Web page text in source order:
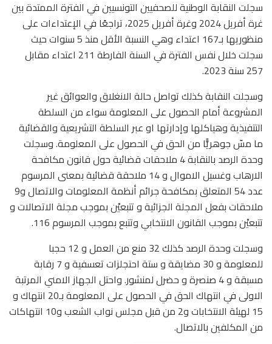
سجلت النقابة الوطنية للصحفيين التونسيين في الفترة الممتدة بين
غرة أفريل 2024 وغرة أفريل 2025، تراجعًا في الإعتداءات على
منظوريها بـ167 اعتداء وهي النسبة الأقل منذ 5 سنوات حيث
سجلت خلال نفس الفترة في السنة الفارطة 211 اعتداء مقابل
257 سنة 2023.
وسجلت النقابة كذلك تواصل حالة الانغلاق والعوائق غير
المشروعة أمام الحصول على المعلومة سواء من السلطة
التتفيذية وهياكلها وإدارتها او عبر السلطة التشريعية والقضائية
ما مسّ جوهريًّا من الحق في الحصول على المعلومة. وسجلت
وحدة الرصد بالنقابة 4 ملاحقات قضائية حول قانون مكافحة
الارهاب وغسيل الاموال و 14 ملاحقة قضائية بمعنى المرسوم
عدد 54 المتعلق بمكافحة جرائم أنظمة المعلومات والاتصال و9
ملاحقات بفعل المجلة الجزائية و تتبعيْن بموجب مجلة الاتصالات و
تتبعيْن بموجب القانون الانتخابي وتتبع بموجب المرسوم 116.
وسجلت وحدة الرصد كذلك 32 منع من العمل و 12 حجبا
للمعلومة و 30 مضايقة و ستة احتجلزات تعسفية و 7 رقابة
مسبقة و 4 صنصرة و حضرل لمنشور. واحتل الجهاز الامني المرتبة
الاولى في انتهاك الحق في الحصول على المعلومة بـ20 انتهاك و
15 لهيئة الانتخابات و2 من قبل مجلس نواب الشعب و10 انتهاكات
من المكلفين بالاتصال.